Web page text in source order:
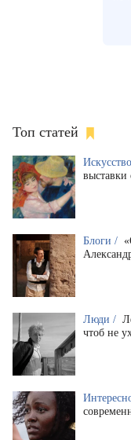
Топ статей
Блоги /
Люди /
чтоб не